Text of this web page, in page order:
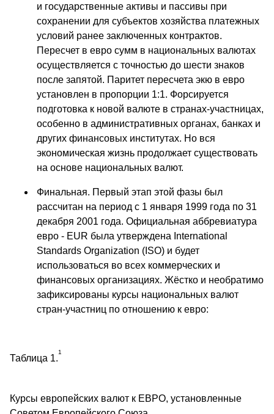
и государственные активы и пассивы при
сохранении для субъектов хозяйства платежных
условий ранее заключенных контрактов.
Пересчет в евро сумм в национальных валютах
осуществляется с точностью до шести знаков
после запятой. Паритет пересчета экю в евро
установлен в пропорции 1:1. Форсируется
подготовка к новой валюте в странах-участницах,
особенно в административных органах, банках и
других финансовых институтах. Но вся
экономическая жизнь продолжает существовать
на основе национальных валют.
Финальная. Первый этап этой фазы был
рассчитан на период с 1 января 1999 года по 31
декабря 2001 года. Официальная аббревиатура
евро - EUR была утверждена International
Standards Organization (ISO) и будет
использоваться во всех коммерческих и
финансовых организациях. Жёстко и необратимо
зафиксированы курсы национальных валют
стран-участниц по отношению к евро:
Таблица 1.
1
Курсы европейских валют к ЕВРО, установленные